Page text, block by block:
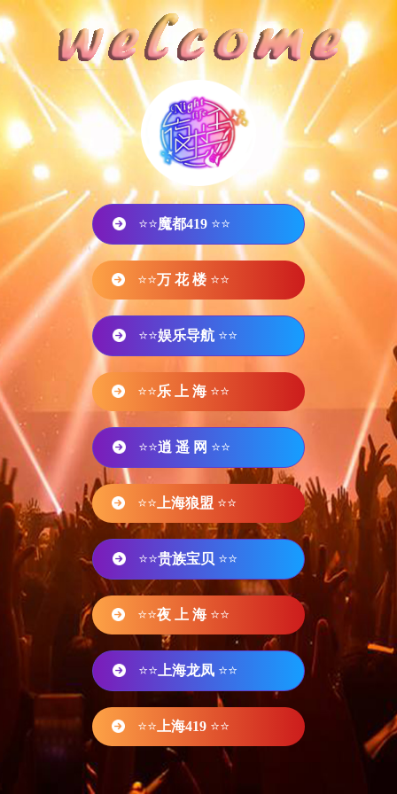
⭐⭐魔都419 ⭐⭐
⭐⭐万 花 楼 ⭐⭐
⭐⭐娱乐导航 ⭐⭐
⭐⭐乐 上 海 ⭐⭐
⭐⭐逍 遥 网 ⭐⭐
⭐⭐ 上海狼盟 ⭐⭐
⭐⭐贵族宝贝 ⭐⭐
⭐⭐夜 上 海 ⭐⭐
⭐⭐ 上海龙凤 ⭐⭐
⭐⭐ 上海419 ⭐⭐